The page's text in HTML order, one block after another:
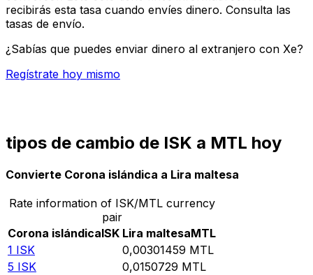
recibirás esta tasa cuando envíes dinero. Consulta las
tasas de envío.
¿Sabías que puedes enviar dinero al extranjero con Xe?
Regístrate hoy mismo
tipos de cambio de ISK a MTL hoy
Convierte Corona islándica a Lira maltesa
Rate information of ISK/MTL currency
pair
Corona islándicaISK Lira maltesaMTL
1 ISK 0,00301459 MTL
5 ISK 0,0150729 MTL